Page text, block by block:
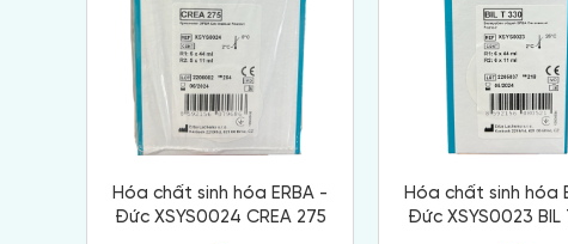
Hóa chất sinh hóa ERBA -
Đức XSYS0024 CREA 275
Hóa chất sinh hóa
Đức XSYS0023 BIL